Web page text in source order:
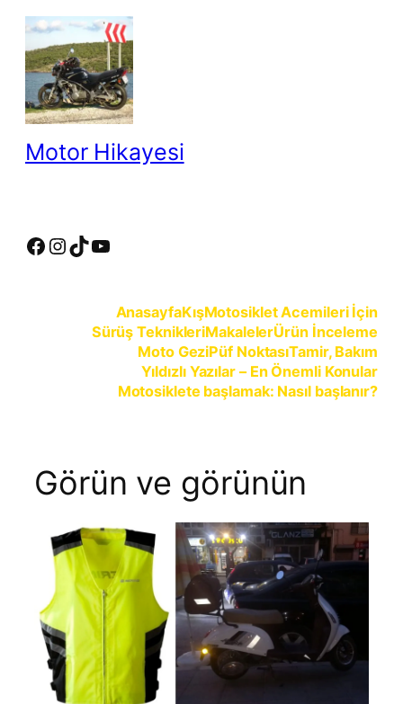
İçeriğe
Motor Hikayesi
Facebook InstagramTikTok YouTube
AnasayfaKışMotosiklet Acemileri İçin
Sürüş TeknikleriMakalelerÜrün İnceleme
Moto GeziPüf NoktasıTamir, Bakım
Yıldızlı Yazılar – En Önemli Konular
Motosiklete başlamak: Nasıl başlanır?
Görün ve görünün